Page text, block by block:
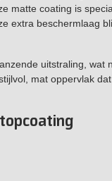
matte coating is
extra beschermlaag
uitstraling, wat
mat oppervlak